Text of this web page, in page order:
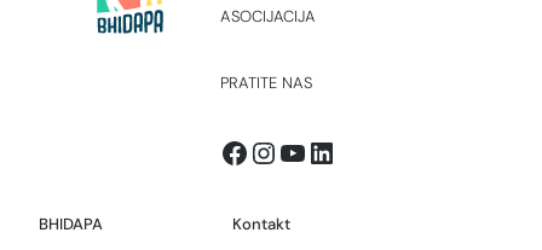
ASOCIJACIJA
PRATITE NAS
Facebook
Instagram
YouTube
LinkedIn
BHIDAPA Kontakt